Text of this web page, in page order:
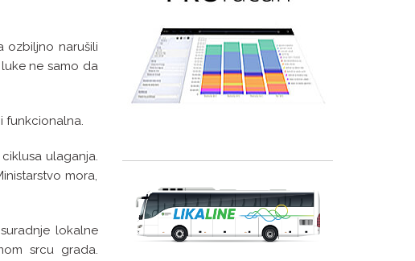
ozbiljno narušili
ne samo da
funkcionalna.
ulaganja.
mora,
lokalne
srcu grada.